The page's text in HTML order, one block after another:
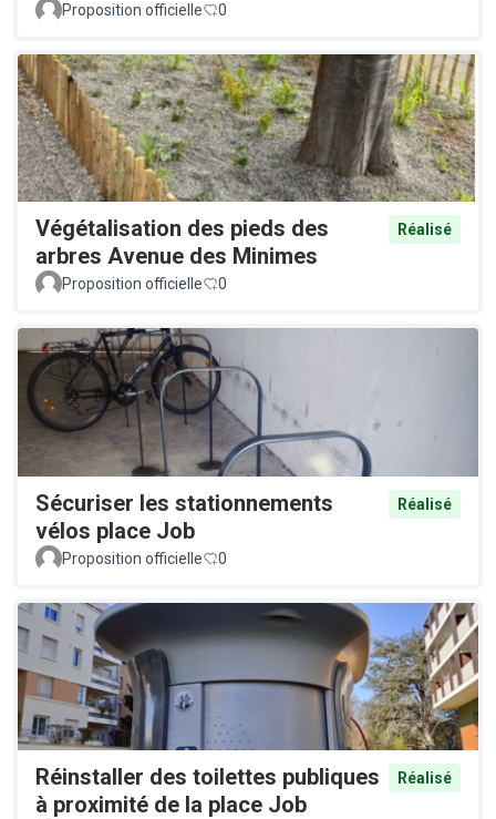
Proposition officielle 0
Végétalisation des pieds des
arbres Avenue des Minimes
Réalisé
Proposition officielle 0
Sécuriser les stationnements
vélos place Job
Réalisé
Proposition officielle 0
Réinstaller des toilettes publiques
à proximité de la place Job
Réalisé